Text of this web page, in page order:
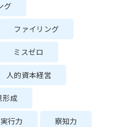
グ
ファイリング
ミスゼロ
人的資本経営
形成
実行力 察知力